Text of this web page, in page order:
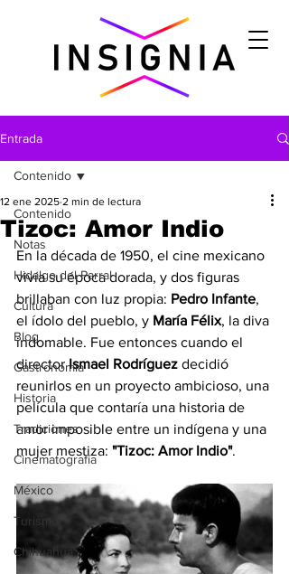
Entrada
Contenido
Notas
Hidalgo del Parral
Cultura
Blog
Gastronomìa
Historia
Tradiciones
Cinematografía
México
Turismo
Chihuahua
Contenido
Tizoc: Amor Indio
12 ene 2025 2 min de lectura
En la década de 1950, el cine mexicano
vivía su época dorada, y dos figuras
brillaban con luz propia: Pedro Infante,
el ídolo del pueblo, y María Félix, la diva
indomable. Fue entonces cuando el
director Ismael Rodríguez decidió
reunirlos en un proyecto ambicioso, una
película que contaría una historia de
amor imposible entre un indígena y una
mujer mestiza: "Tizoc: Amor Indio".